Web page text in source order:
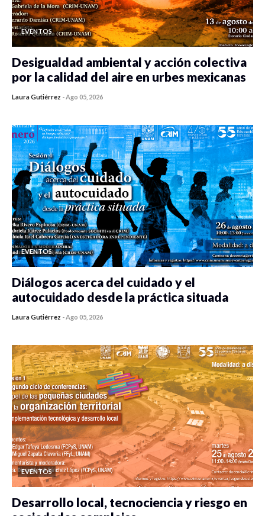
EVENTOS
Desigualdad ambiental y acción colectiva
por la calidad del aire en urbes mexicanas
Laura Gutiérrez -Ago 05, 2026
EVENTOS
Diálogos acerca del cuidado y el
autocuidado desde la práctica situada
Laura Gutiérrez -Ago 05, 2026
EVENTOS
Desarrollo local, tecnociencia y riesgo en